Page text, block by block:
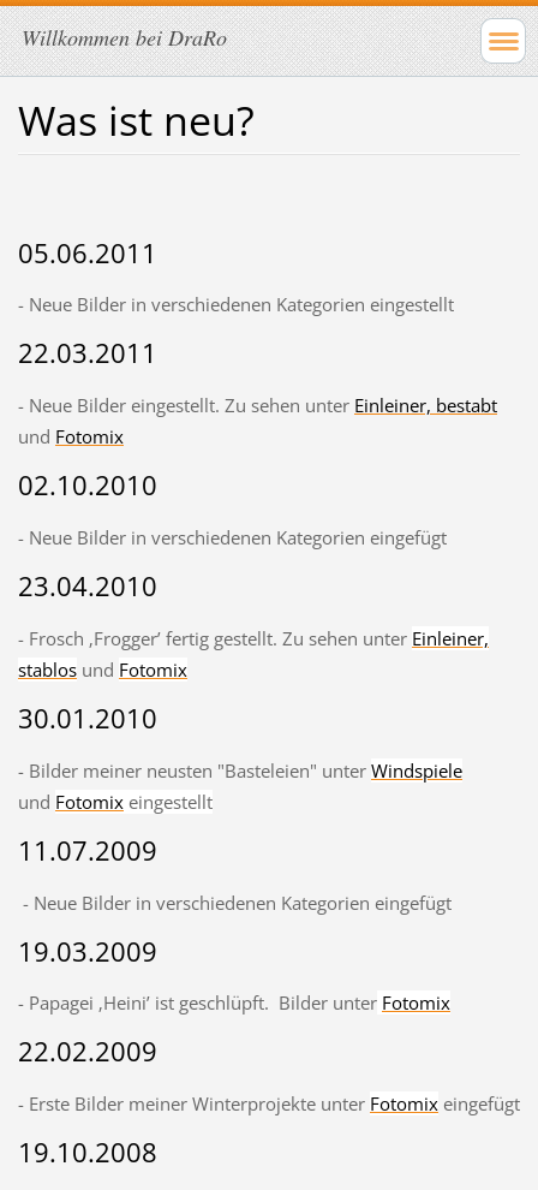
Willkommen bei DraRo
Was ist neu?
05.06.2011
- Neue Bilder in verschiedenen Kategorien eingestellt
22.03.2011
- Neue Bilder eingestellt. Zu sehen unter Einleiner, bestabt
und Fotomix
02.10.2010
- Neue Bilder in verschiedenen Kategorien eingefügt
23.04.2010
- Frosch ‚Frogger’ fertig gestellt. Zu sehen unter Einleiner,
stablosund Fotomix
30.01.2010
- Bilder meiner neusten "Basteleien" unter Windspiele
und Fotomixeingestellt
11.07.2009
- Neue Bilder in verschiedenen Kategorien eingefügt
19.03.2009
- Papagei ‚Heini’ ist geschlüpft. Bilder unter Fotomix
22.02.2009
- Erste Bilder meiner Winterprojekte unter Fotomixeingefügt
19.10.2008